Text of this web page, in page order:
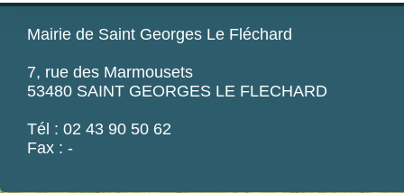
Mairie de Saint Georges Le Fléchard
7, rue des Marmousets
53480 SAINT GEORGES LE FLECHARD
Tél : 02 43 90 50 62
Fax : -